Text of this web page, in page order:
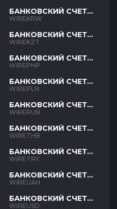
БАНКОВСКИЙ СЧЕТ
KRW
WIREKRW
БАНКОВСКИЙ СЧЕТ
KZT
WIREKZT
БАНКОВСКИЙ СЧЕТ
PHP
WIREPHP
БАНКОВСКИЙ СЧЕТ
PLN
WIREPLN
БАНКОВСКИЙ СЧЕТ
RUB
WIRERUB
БАНКОВСКИЙ СЧЕТ
THB
WIRETHB
БАНКОВСКИЙ СЧЕТ
TRY
WIRETRY
БАНКОВСКИЙ СЧЕТ
UAH
WIREUAH
БАНКОВСКИЙ СЧЕТ
USD
WIREUSD